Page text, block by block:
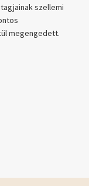
szellemi
megengedett.